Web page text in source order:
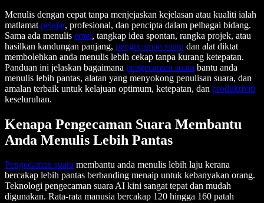
Menulis dengan cepat tanpa menjejaskan kejelasan atau kualiti ialah
matlamat pelajar, profesional, dan pencipta dalam pelbagai bidang.
Sama ada menulis emel, tangkap idea spontan, rangka projek, atau
hasilkan kandungan panjang, pengecaman suara dan alat diktat
membolehkan anda menulis lebih cekap tanpa kurang ketepatan.
Panduan ini jelaskan bagaimana pengecaman suara bantu anda
menulis lebih pantas, alatan yang menyokong penulisan suara, dan
amalan terbaik untuk kelajuan optimum, ketepatan, dan produktiviti
keseluruhan.
Kenapa Pengecaman Suara Membantu
Anda Menulis Lebih Pantas
Pengecaman suara membantu anda menulis lebih laju kerana
bercakap lebih pantas berbanding menaip untuk kebanyakan orang.
Teknologi pengecaman suara AI kini sangat tepat dan mudah
digunakan. Rata-rata manusia bercakap 120 hingga 160 patah